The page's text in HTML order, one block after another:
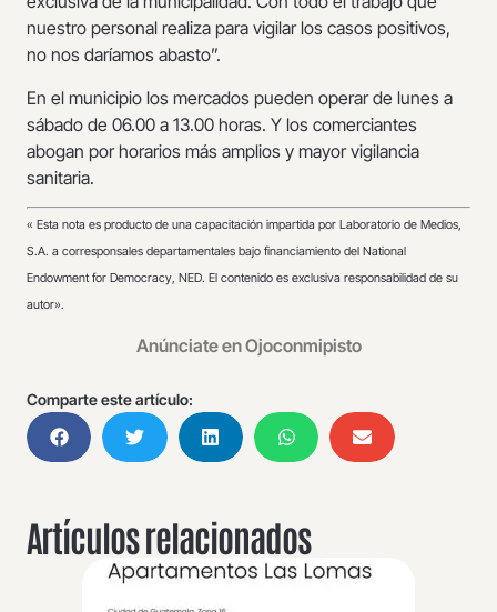
nuestro personal realiza para vigilar los casos positivos,
no nos daríamos abasto”.
En el municipio los mercados pueden operar de lunes a
sábado de 06.00 a 13.00 horas. Y los comerciantes
abogan por horarios más amplios y mayor vigilancia
sanitaria.
« Esta nota es producto de una capacitación impartida por Laboratorio de Medios,
S.A. a corresponsales departamentales bajo financiamiento del National
Endowment for Democracy, NED. El contenido es exclusiva responsabilidad de su
autor».
Anúnciate en Ojoconmipisto
Comparte este artículo:
Artículos relacionados